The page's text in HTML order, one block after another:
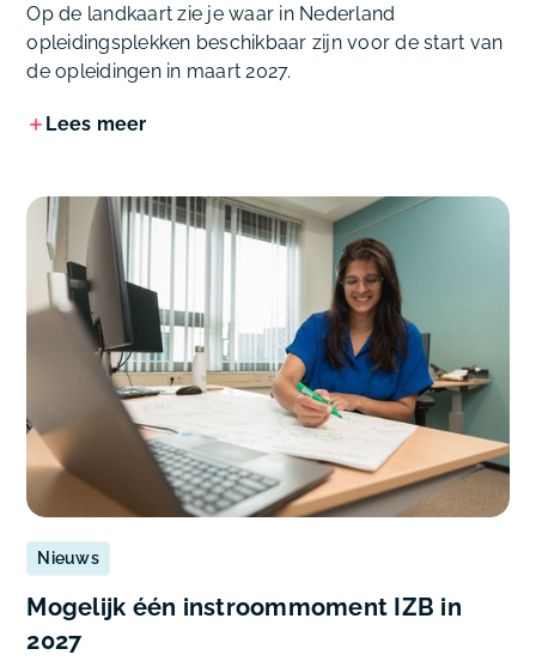
Op de landkaart zie je waar in Nederland
opleidingsplekken beschikbaar zijn voor de start van
de opleidingen in maart 2027.
Lees meer
Nieuws
Mogelijk één instroommoment IZB in
2027